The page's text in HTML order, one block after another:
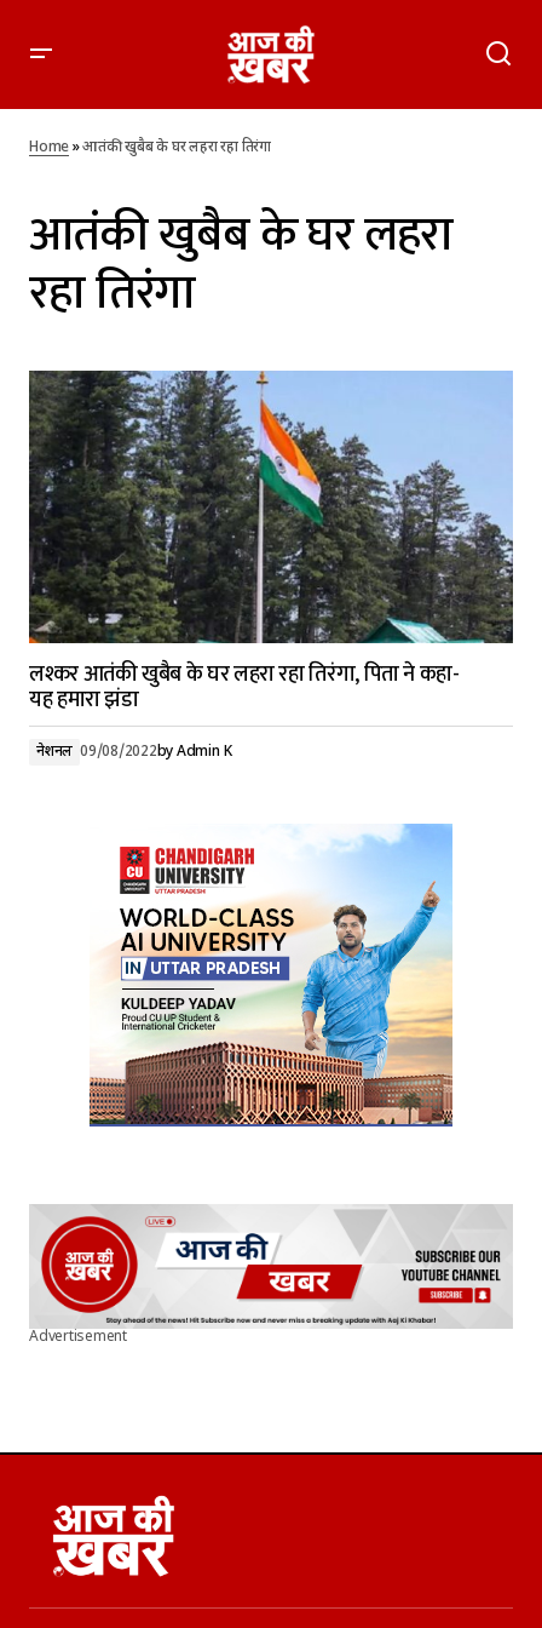
Home»आतंकी खुबैब के घर लहरा रहा तिरंगा
आतंकी खुबैब के घर लहरा
रहा तिरंगा
लश्कर आतंकी खुबैब के घर लहरा रहा तिरंगा, पिता ने कहा-
यह हमारा झंडा
नेशनल 09/08/2022byAdmin K
Advertisement